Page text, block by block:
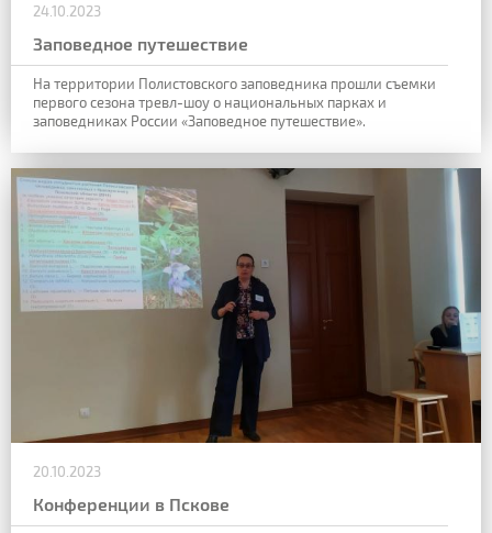
24.10.2023
Заповедное путешествие
На территории Полистовского заповедника прошли съемки
первого сезона тревл-шоу о национальных парках и
заповедниках России «Заповедное путешествие».
20.10.2023
Конференции в Пскове